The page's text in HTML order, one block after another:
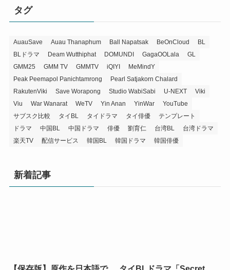
タグ
AuauSave Auau Thanaphum Ball Napatsak BeOnCloud
BL
BLドラマ
Deam Wutthiphat DOMUNDI GagaOOLala
GL
GMM25
GMM TV GMMTV iQIYI
MeMindY
Peak Peemapol Panichtamrong
Pearl Satjakorn Chalard
RakutenViki
Save Worapong Studio WabiSabi U-NEXT
Viki
Viu
War Wanarat WeTV Yin Anan YinWar
YouTube
サブスク比較
タイBL タイドラマ タイ俳優
テンプレート
ドラマ
中国BL 中国ドラマ 俳優 劉育仁 台湾BL
台湾ドラマ
楽天TV
配信サービス 韓国BL 韓国ドラマ 韓国俳優
新着記事